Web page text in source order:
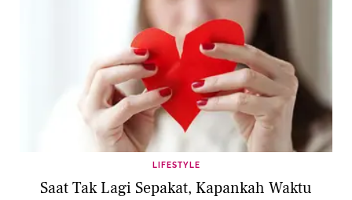
LIFESTYLE
Saat Tak Lagi Sepakat, Kapankah Waktu